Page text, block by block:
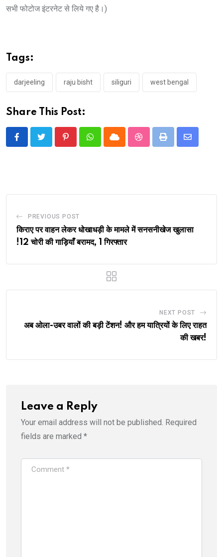
सभी फोटोज इंटरनेट से लिये गए है।)
Tags:
darjeeling raju bisht siliguri west bengal
Share This Post:
PinterestWhatsappCloud StumbleUpon
Print
Share
PREVIOUS POST
किराए पर वाहन लेकर धोखाधड़ी के मामले में सनसनीखेज खुलासा
!12 चोरी की गाड़ियाँ बरामद, 1 गिरफ्तार
NEXT POST
अब ओला-उबर वालों की बड़ी टेंशन! और हम यात्रियों के लिए राहत
की खबर!
Leave a Reply
Your email address will not be published. Required
fields are marked *